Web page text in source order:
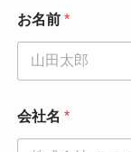
問
い
内
容
*
お名前 *
会社名 *